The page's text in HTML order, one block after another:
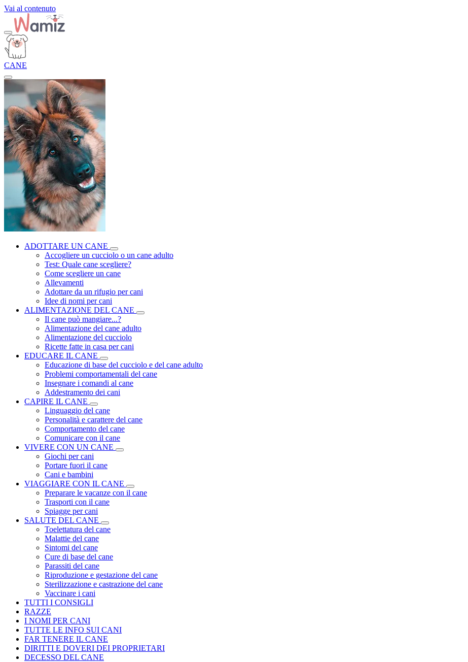
Vai al contenuto
CANE
ADOTTARE UN CANE
Accogliere un cucciolo o un cane adulto
Test: Quale cane scegliere?
Come scegliere un cane
Allevamenti
Adottare da un rifugio per cani
Idee di nomi per cani
ALIMENTAZIONE DEL CANE
Il cane può mangiare...?
Alimentazione del cane adulto
Alimentazione del cucciolo
Ricette fatte in casa per cani
EDUCARE IL CANE
Educazione di base del cucciolo e del cane adulto
Problemi comportamentali del cane
Insegnare i comandi al cane
Addestramento dei cani
CAPIRE IL CANE
Linguaggio del cane
Personalità e carattere del cane
Comportamento del cane
Comunicare con il cane
VIVERE CON UN CANE
Giochi per cani
Portare fuori il cane
Cani e bambini
VIAGGIARE CON IL CANE
Preparare le vacanze con il cane
Trasporti con il cane
Spiagge per cani
SALUTE DEL CANE
Toelettatura del cane
Malattie del cane
Sintomi del cane
Cure di base del cane
Parassiti del cane
Riproduzione e gestazione del cane
Sterilizzazione e castrazione del cane
Vaccinare i cani
TUTTI I CONSIGLI
RAZZE
I NOMI PER CANI
TUTTE LE INFO SUI CANI
FAR TENERE IL CANE
DIRITTI E DOVERI DEI PROPRIETARI
DECESSO DEL CANE